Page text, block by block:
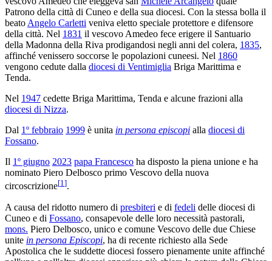
Patrono della città di Cuneo e della sua diocesi. Con la stessa bolla il
beato Angelo Carletti veniva eletto speciale protettore e difensore
della città. Nel 1831 il vescovo Amedeo fece erigere il Santuario
della Madonna della Riva prodigandosi negli anni del colera, 1835,
affinché venissero soccorse le popolazioni cuneesi. Nel 1860
vengono cedute dalla diocesi di Ventimiglia Briga Marittima e
Tenda.
Nel 1947 cedette Briga Marittima, Tenda e alcune frazioni alla
diocesi di Nizza.
Dal 1º febbraio 1999 è unita in persona episcopi alla diocesi di
Fossano.
Il 1º giugno 2023 papa Francesco ha disposto la piena unione e ha
nominato Piero Delbosco primo Vescovo della nuova
circoscrizione[1].
A causa del ridotto numero di presbiteri e di fedeli delle diocesi di
Cuneo e di Fossano, consapevole delle loro necessità pastorali,
mons. Piero Delbosco, unico e comune Vescovo delle due Chiese
unite in persona Episcopi, ha di recente richiesto alla Sede
Apostolica che le suddette diocesi fossero pienamente unite affinché